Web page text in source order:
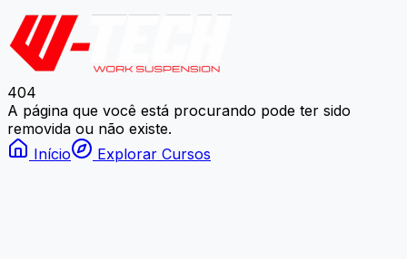
404
A página que você está procurando pode ter sido
removida ou não existe.
Início
Explorar Cursos